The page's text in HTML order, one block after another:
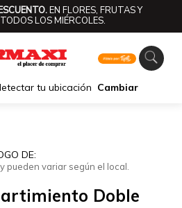
EN FLORES, FRUTAS Y
LOS MIÉRCOLES.
tu ubicación Cambiar
DE:
pueden variar según el local.
Doble